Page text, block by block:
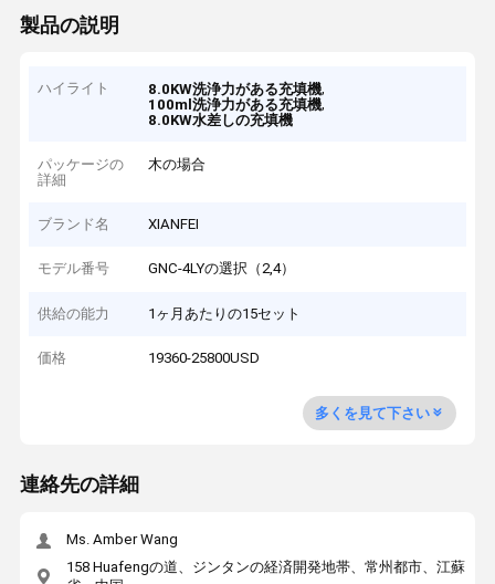
製品の説明
ハイライト 8.0KW洗浄力がある充填機,
100ml洗浄力がある充填機,
8.0KW水差しの充填機
パッケージの
詳細
木の場合
ブランド名 XIANFEI
モデル番号 GNC-4LYの選択（2,4）
供給の能力 1ヶ月あたりの15セット
価格 19360-25800USD
多くを見て下さい
連絡先の詳細
Ms. Amber Wang
158 Huafengの道、ジンタンの経済開発地帯、常州都市、江蘇